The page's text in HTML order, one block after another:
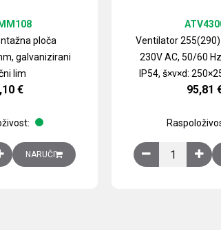
ploča
galvanizirani
lim
€
ploča V1000xŠ800mm, galvanizirani
NARUČI
Ventilator 255(290)
230V AC, 50/60
IP54, š×v×d:
95,81
Ventilator